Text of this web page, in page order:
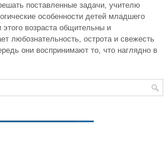
поставленные задачи, учителю
особенности детей младшего
этого возраста общительны и
любознательность, острота и свежесть
они воспринимают то, что наглядно в